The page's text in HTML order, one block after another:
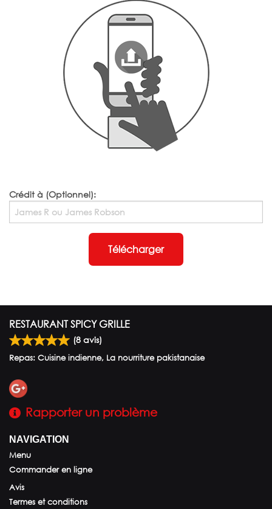
Crédit à (Optionnel):
Télécharger
RESTAURANT SPICY GRILLE
(8 avis)
Repas: Cuisine indienne, La nourriture pakistanaise
Rapporter un problème
NAVIGATION
Menu
Commander en ligne
Avis
Termes et conditions